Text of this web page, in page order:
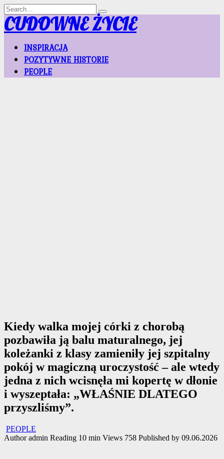
Skip
to
content
Search
for:
CUDOWNE ŻYCIE
INSPIRACJA
POZYTYWNE HISTORIE
PEOPLE
Kiedy walka mojej córki z chorobą
pozbawiła ją balu maturalnego, jej
koleżanki z klasy zamieniły jej szpitalny
pokój w magiczną uroczystość – ale wtedy
jedna z nich wcisnęła mi kopertę w dłonie
i wyszeptała: „WŁAŚNIE DLATEGO
przyszliśmy”.
PEOPLE
Author admin Reading 10 min Views 758 Published by 09.06.2026